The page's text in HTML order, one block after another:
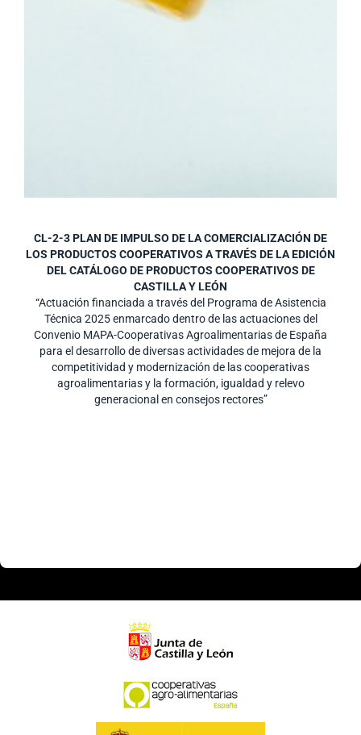
CL-2-3 PLAN DE IMPULSO DE LA COMERCIALIZACIÓN DE
LOS PRODUCTOS COOPERATIVOS A TRAVÉS DE LA EDICIÓN
DEL CATÁLOGO DE PRODUCTOS COOPERATIVOS DE
CASTILLA Y LEÓN
“Actuación financiada a través del Programa de Asistencia
Técnica 2025 enmarcado dentro de las actuaciones del
Convenio MAPA-Cooperativas Agroalimentarias de España
para el desarrollo de diversas actividades de mejora de la
competitividad y modernización de las cooperativas
agroalimentarias y la formación, igualdad y relevo
generacional en consejos rectores”